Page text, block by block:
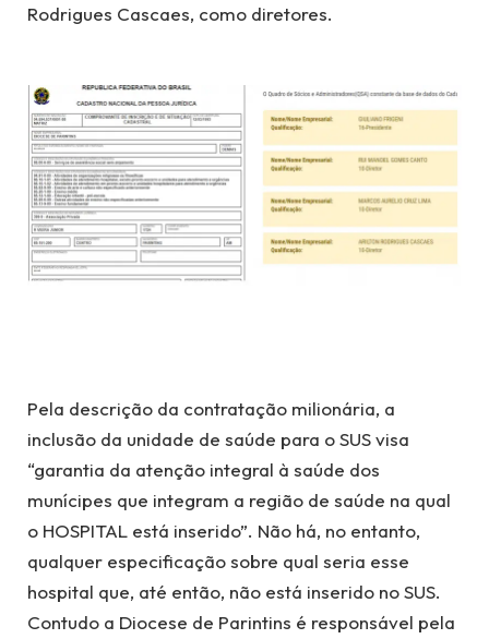
Rodrigues Cascaes, como diretores.
Pela descrição da contratação milionária, a
inclusão da unidade de saúde para o SUS visa
“garantia da atenção integral à saúde dos
munícipes que integram a região de saúde na qual
o HOSPITAL está inserido”. Não há, no entanto,
qualquer especificação sobre qual seria esse
hospital que, até então, não está inserido no SUS.
Contudo a Diocese de Parintins é responsável pela